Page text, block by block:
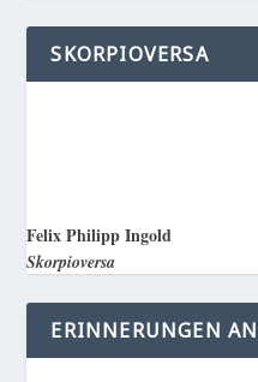
SKORPIOVERSA
Felix Philipp Ingold
Skorpioversa
ERINNERUNGEN